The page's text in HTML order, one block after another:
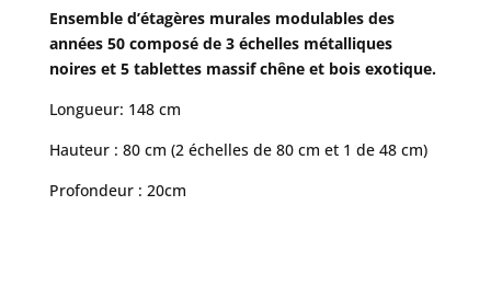
Ensemble d’étagères murales modulables des
années 50 composé de 3 échelles métalliques
noires et 5 tablettes massif chêne et bois exotique.
Longueur: 148 cm
Hauteur : 80 cm (2 échelles de 80 cm et 1 de 48 cm)
Profondeur : 20cm